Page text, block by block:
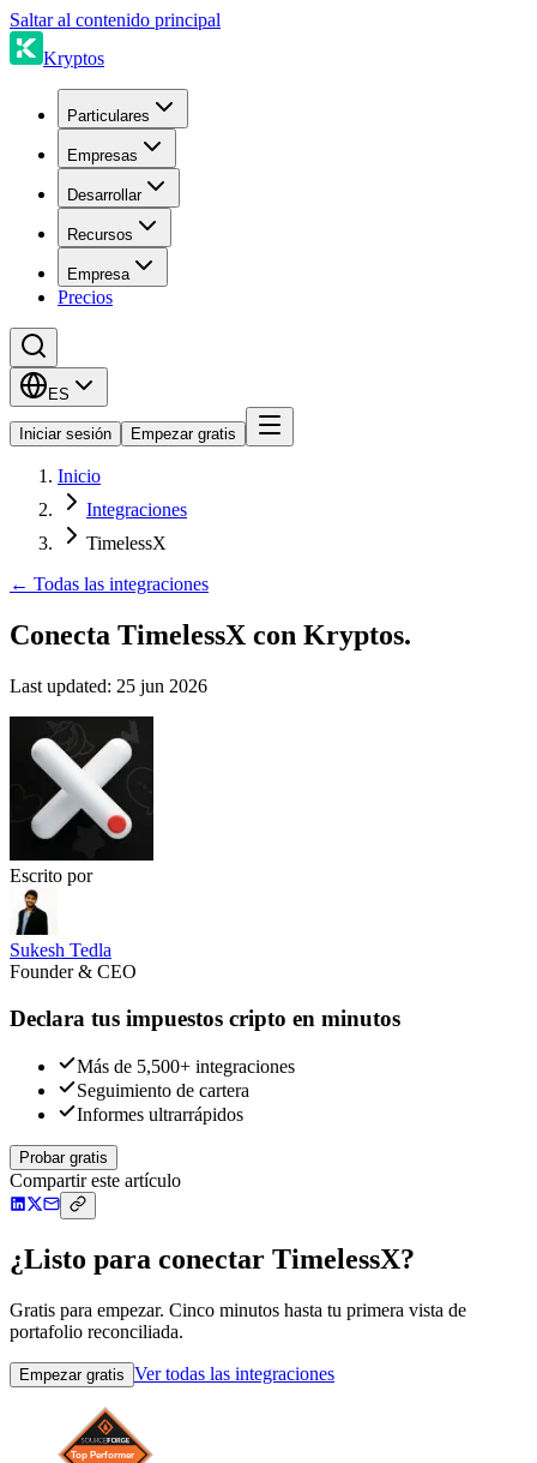
Saltar al contenido principal
Kryptos
Particulares
Empresas
Desarrollar
Recursos
Empresa
Precios
ES
Iniciar sesión Empezar gratis
Inicio
Integraciones
TimelessX
← Todas las integraciones
Conecta TimelessX con Kryptos.
Last updated: 25 jun 2026
Escrito por
Sukesh Tedla
Founder & CEO
Declara tus impuestos cripto en minutos
Más de 5,500+ integraciones
Seguimiento de cartera
Informes ultrarrápidos
Probar gratis
Compartir este artículo
¿Listo para conectar TimelessX?
Gratis para empezar. Cinco minutos hasta tu primera vista de
portafolio reconciliada.
Empezar gratis Ver todas las integraciones